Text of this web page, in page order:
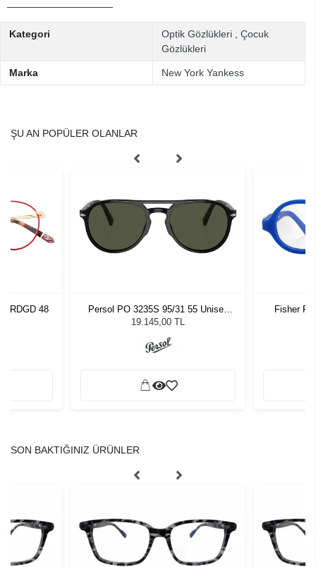
Kategori Optik Gözlükleri
Çocuk
Gözlükleri
Marka New York Yankess
ŞU AN POPÜLER OLANLAR
RDGD 48
Persol PO 3235S 95/31 55 Unisex
Güneş Gözlüğü
19.145,00 TL
Fisher
SON BAKTIĞINIZ ÜRÜNLER